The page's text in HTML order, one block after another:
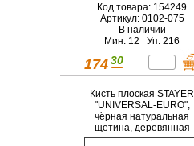
Код товара: 154249
Артикул: 0102-075
В наличии
Мин: 12 Уп: 216
174 30
Кисть плоская STAYER
"UNIVERSAL-EURO",
чёрная натуральная
щетина, деревянная
ручка, 38мм